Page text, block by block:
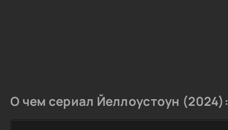
О чем сериал Йеллоустоун (2024):